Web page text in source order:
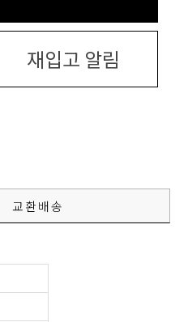
재입고 알림
교환배송